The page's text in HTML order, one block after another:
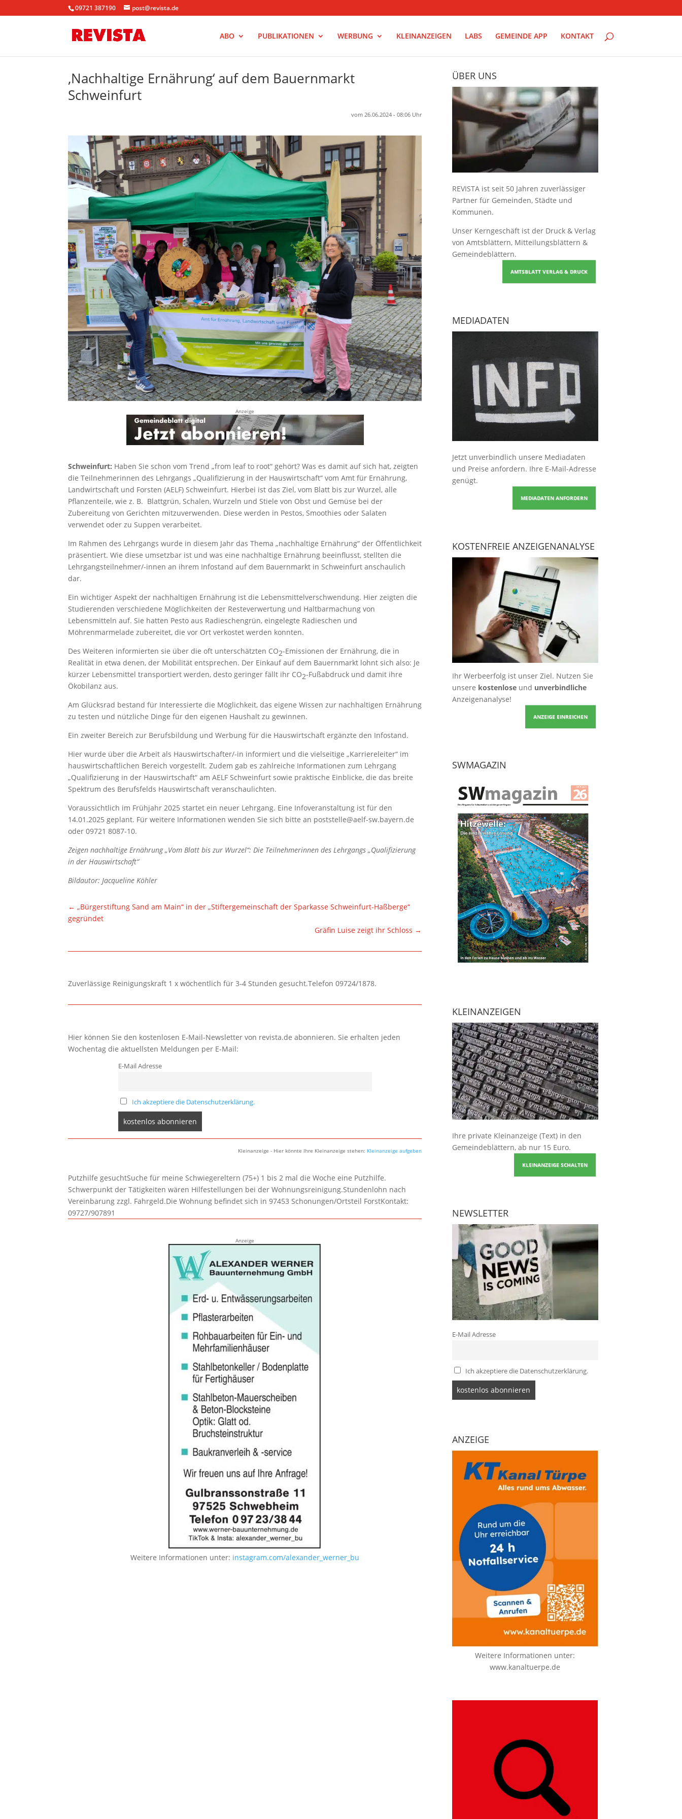
09721 387190 post@revista.de
ABO PUBLIKATIONEN WERBUNG KLEINANZEIGEN LABS GEMEINDE APP KONTAKT
‚Nachhaltige Ernährung‘ auf dem Bauernmarkt
Schweinfurt
vom 26.06.2024 - 08:06 Uhr
Anzeige
Schweinfurt: Haben Sie schon vom Trend „from leaf to root“ gehört? Was es damit auf sich hat, zeigten
die Teilnehmerinnen des Lehrgangs „Qualifizierung in der Hauswirtschaft“ vom Amt für Ernährung,
Landwirtschaft und Forsten (AELF) Schweinfurt. Hierbei ist das Ziel, vom Blatt bis zur Wurzel, alle
Pflanzenteile, wie z. B. Blattgrün, Schalen, Wurzeln und Stiele von Obst und Gemüse bei der
Zubereitung von Gerichten mitzuverwenden. Diese werden in Pestos, Smoothies oder Salaten
verwendet oder zu Suppen verarbeitet.
Im Rahmen des Lehrgangs wurde in diesem Jahr das Thema „nachhaltige Ernährung“ der Öffentlichkeit
präsentiert. Wie diese umsetzbar ist und was eine nachhaltige Ernährung beeinflusst, stellten die
Lehrgangsteilnehmer/-innen an ihrem Infostand auf dem Bauernmarkt in Schweinfurt anschaulich
dar.
Ein wichtiger Aspekt der nachhaltigen Ernährung ist die Lebensmittelverschwendung. Hier zeigten die
Studierenden verschiedene Möglichkeiten der Resteverwertung und Haltbarmachung von
Lebensmitteln auf. Sie hatten Pesto aus Radieschengrün, eingelegte Radieschen und
Möhrenmarmelade zubereitet, die vor Ort verkostet werden konnten.
Des Weiteren informierten sie über die oft unterschätzten CO2-Emissionen der Ernährung, die in
Realität in etwa denen, der Mobilität entsprechen. Der Einkauf auf dem Bauernmarkt lohnt sich also: Je
kürzer Lebensmittel transportiert werden, desto geringer fällt ihr CO2-Fußabdruck und damit ihre
Ökobilanz aus.
Am Glücksrad bestand für Interessierte die Möglichkeit, das eigene Wissen zur nachhaltigen Ernährung
zu testen und nützliche Dinge für den eigenen Haushalt zu gewinnen.
Ein zweiter Bereich zur Berufsbildung und Werbung für die Hauswirtschaft ergänzte den Infostand.
Hier wurde über die Arbeit als Hauswirtschafter/-in informiert und die vielseitige „Karriereleiter“ im
hauswirtschaftlichen Bereich vorgestellt. Zudem gab es zahlreiche Informationen zum Lehrgang
„Qualifizierung in der Hauswirtschaft“ am AELF Schweinfurt sowie praktische Einblicke, die das breite
Spektrum des Berufsfelds Hauswirtschaft veranschaulichten.
Voraussichtlich im Frühjahr 2025 startet ein neuer Lehrgang. Eine Infoveranstaltung ist für den
14.01.2025 geplant. Für weitere Informationen wenden Sie sich bitte an poststelle@aelf-sw.bayern.de
oder 09721 8087-10.
Zeigen nachhaltige Ernährung „Vom Blatt bis zur Wurzel“: Die Teilnehmerinnen des Lehrgangs „Qualifizierung
in der Hauswirtschaft“
Bildautor: Jacqueline Köhler
←„Bürgerstiftung Sand am Main“ in der „Stiftergemeinschaft der Sparkasse Schweinfurt-Haßberge“
gegründet
Gräfin Luise zeigt ihr Schloss →
Zuverlässige Reinigungskraft 1 x wöchentlich für 3-4 Stunden gesucht.Telefon 09724/1878.
Hier können Sie den kostenlosen E-Mail-Newsletter von revista.de abonnieren. Sie erhalten jeden
Wochentag die aktuellsten Meldungen per E-Mail:
E-Mail Adresse
Ich akzeptiere die Datenschutzerklärung.
Kleinanzeige - Hier könnte Ihre Kleinanzeige stehen: Kleinanzeige aufgeben
Putzhilfe gesuchtSuche für meine Schwiegereltern (75+) 1 bis 2 mal die Woche eine Putzhilfe.
Schwerpunkt der Tätigkeiten wären Hilfestellungen bei der Wohnungsreinigung.Stundenlohn nach
Vereinbarung zzgl. Fahrgeld.Die Wohnung befindet sich in 97453 Schonungen/Ortsteil ForstKontakt:
09727/907891
Anzeige
Weitere Informationen unter: instagram.com/alexander_werner_bu
ÜBER UNS
REVISTA ist seit 50 Jahren zuverlässiger
Partner für Gemeinden, Städte und
Kommunen.
Unser Kerngeschäft ist der Druck & Verlag
von Amtsblättern, Mitteilungsblättern &
Gemeindeblättern.
AMTSBLATT VERLAG & DRUCK
MEDIADATEN
Jetzt unverbindlich unsere Mediadaten
und Preise anfordern. Ihre E-Mail-Adresse
genügt.
MEDIADATEN ANFORDERN
KOSTENFREIE ANZEIGENANALYSE
Ihr Werbeerfolg ist unser Ziel. Nutzen Sie
unsere kostenloseund unverbindliche
Anzeigenanalyse!
ANZEIGE EINREICHEN
SWMAGAZIN
KLEINANZEIGEN
Ihre private Kleinanzeige (Text) in den
Gemeindeblättern, ab nur 15 Euro.
KLEINANZEIGE SCHALTEN
NEWSLETTER
E-Mail Adresse
Ich akzeptiere die Datenschutzerklärung.
ANZEIGE
Weitere Informationen unter:
www.kanaltuerpe.de